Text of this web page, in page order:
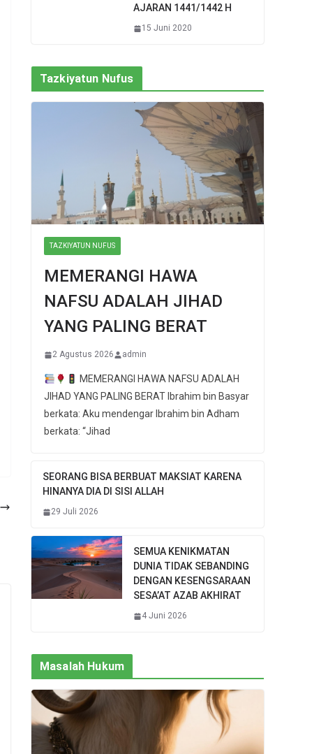
AJARAN 1441/1442 H
15 Juni 2020
Tazkiyatun Nufus
TAZKIYATUN NUFUS
MEMERANGI HAWA
NAFSU ADALAH JIHAD
YANG PALING BERAT
2 Agustus 2026 admin
MEMERANGI HAWA NAFSU ADALAH
JIHAD YANG PALING BERAT Ibrahim bin Basyar
berkata: Aku mendengar Ibrahim bin Adham
berkata: “Jihad
SEORANG BISA BERBUAT MAKSIAT KARENA
HINANYA DIA DI SISI ALLAH
29 Juli 2026
SEMUA KENIKMATAN
DUNIA TIDAK SEBANDING
DENGAN KESENGSARAAN
SESA’AT AZAB AKHIRAT
4 Juni 2026
Masalah Hukum